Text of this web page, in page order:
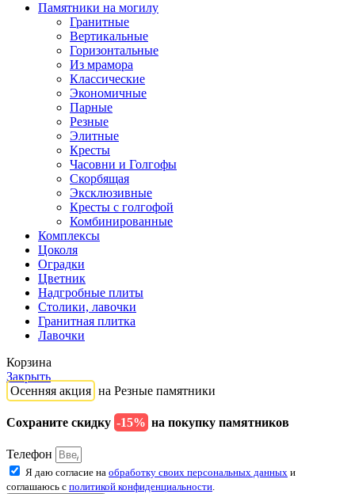
Памятники на могилу
Гранитные
Вертикальные
Горизонтальные
Из мрамора
Классические
Экономичные
Парные
Резные
Элитные
Кресты
Часовни и Голгофы
Скорбящая
Эксклюзивные
Кресты с голгофой
Комбинированные
Комплексы
Цоколя
Оградки
Цветник
Надгробные плиты
Столики, лавочки
Гранитная плитка
Лавочки
Корзина
Закрыть
Осенняя акция на Резные памятники
Сохраните скидку -15% на покупку памятников
Телефон
Я даю согласие на обработку своих персональных данных и
соглашаюсь с политикой конфиденциальности